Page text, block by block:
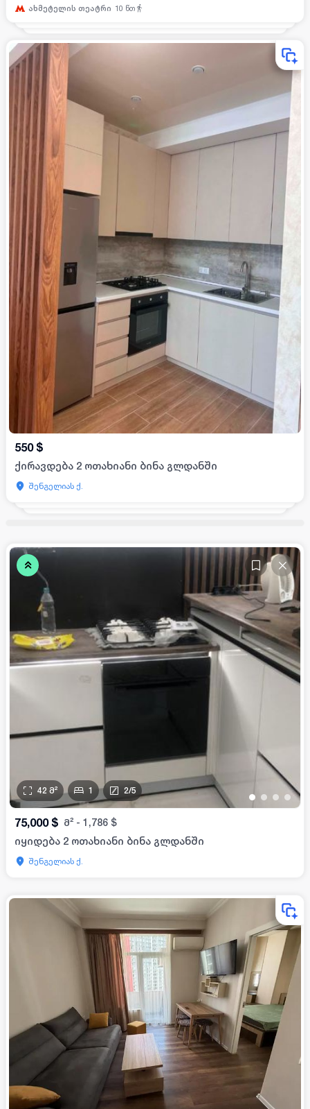
ახმეტელის თეატრი 10 წთ
550 $
ქირავდება 2 ოთახიანი ბინა გლდანში
შენგელიას ქ.
• • • •
42 მ² 1 2/5
75,000 $ მ² - 1,786 $
იყიდება 2 ოთახიანი ბინა გლდანში
შენგელიას ქ.